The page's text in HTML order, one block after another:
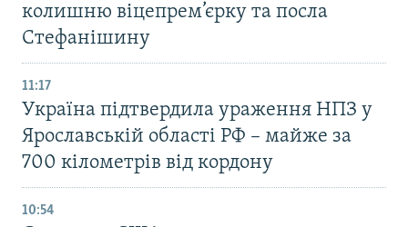
колишню віцепрем’єрку та посла
Стефанішину
11:17
Україна підтвердила ураження НПЗ у
Ярославській області РФ – майже за
700 кілометрів від кордону
10:54